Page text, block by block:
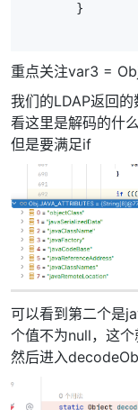
        }
重点关注var3 =
我们的LDAP返回
看这里是解码的什
但是要满足if
可以看到第二个是
个值不为null，这
然后进入